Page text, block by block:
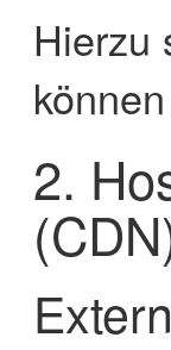
Hierzu
2.